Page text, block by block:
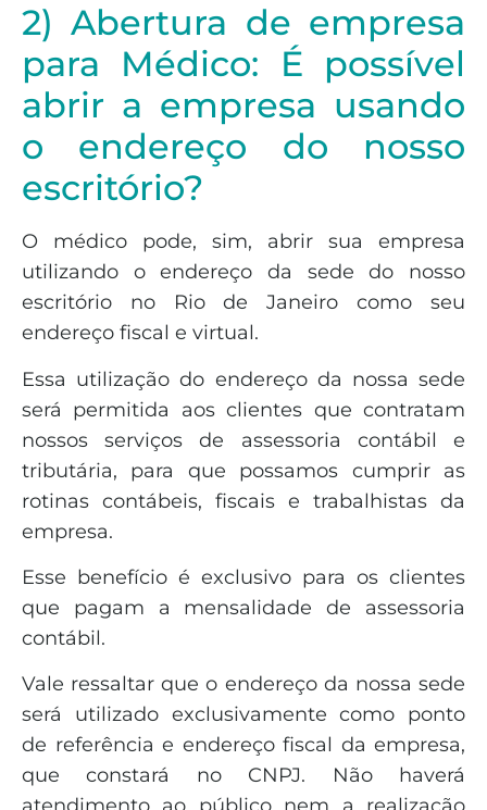
2) Abertura de empresa
para Médico: É possível
abrir a empresa usando
o endereço do nosso
escritório?
O médico pode, sim, abrir sua empresa
utilizando o endereço da sede do nosso
escritório no Rio de Janeiro como seu
endereço fiscal e virtual.
Essa utilização do endereço da nossa sede
será permitida aos clientes que contratam
nossos serviços de assessoria contábil e
tributária, para que possamos cumprir as
rotinas contábeis, fiscais e trabalhistas da
empresa.
Esse benefício é exclusivo para os clientes
que pagam a mensalidade de assessoria
contábil.
Vale ressaltar que o endereço da nossa sede
será utilizado exclusivamente como ponto
de referência e endereço fiscal da empresa,
que constará no CNPJ. Não haverá